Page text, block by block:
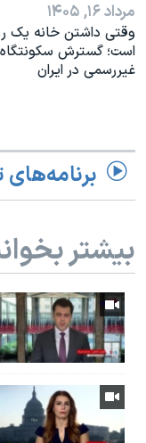
مرداد ۱۶, ۱۴۰۵
وقتی داشتن خانه یک
است؛ گسترش
غیررسمی در ایران
برنامه‌های
بیشتر